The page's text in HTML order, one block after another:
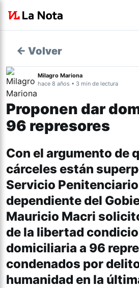
← Volver
Milagro Mariona
hace 8 años • 3 min de lectura
Proponen dar
96 represores
Con el argumento de
cárceles están
Servicio
dependiente del
Mauricio Macri
de la libertad
domiciliaria a 96
condenados por
humanidad en la